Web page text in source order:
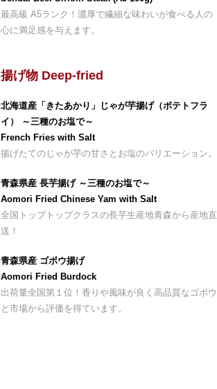
最高級 A5ランク！濃厚で繊細な味わいが食べる人の
心に満足感を与えます。
揚げ物 Deep-fried
北海道産「きたあかり」じゃが芋揚げ（ポテトフラ
イ） ～三種のお塩で～
French Fries with Salt
揚げたてのじゃが芋の甘さとお塩のバリエーション。
青森県産 長芋揚げ ～三種のお塩で～
Aomori Fried Chinese Yam with Salt
全国トップトップクラスの長芋生産地青森から産地直
送！
青森県産 ゴボウ揚げ
Aomori Fried Burdock
出荷量全国第１位！香りや風味が良く高品質なゴボウ
と市場から評価を得ています。